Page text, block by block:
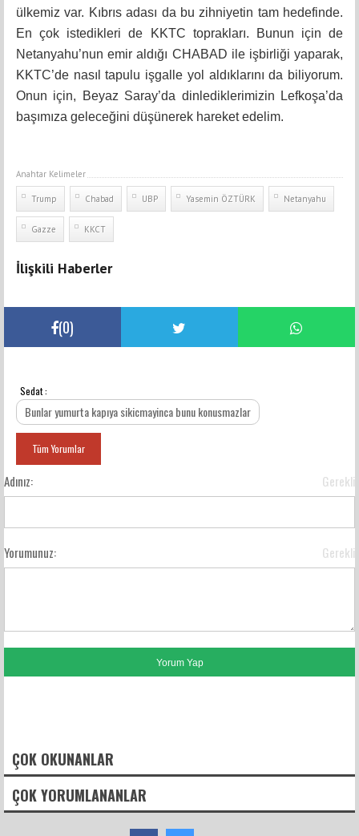
ülkemiz var. Kıbrıs adası da bu zihniyetin tam hedefinde.
En çok istedikleri de KKTC toprakları. Bunun için de
Netanyahu’nun emir aldığı CHABAD ile işbirliği yaparak,
KKTC’de nasıl tapulu işgalle yol aldıklarını da biliyorum.
Onun için, Beyaz Saray’da dinlediklerimizin Lefkoşa’da
başımıza geleceğini düşünerek hareket edelim.
Anahtar Kelimeler
Trump Chabad UBP Yasemin ÖZTÜRK Netanyahu
Gazze KKCT
İlişkili Haberler
(0)
YORUMLAR
Sedat :
Bunlar yumurta kapıya sikicmayinca bunu konusmazlar
Tüm Yorumlar
Adınız: Gerekli
Yorumunuz: Gerekli
ÇOK OKUNANLAR
ÇOK YORUMLANANLAR